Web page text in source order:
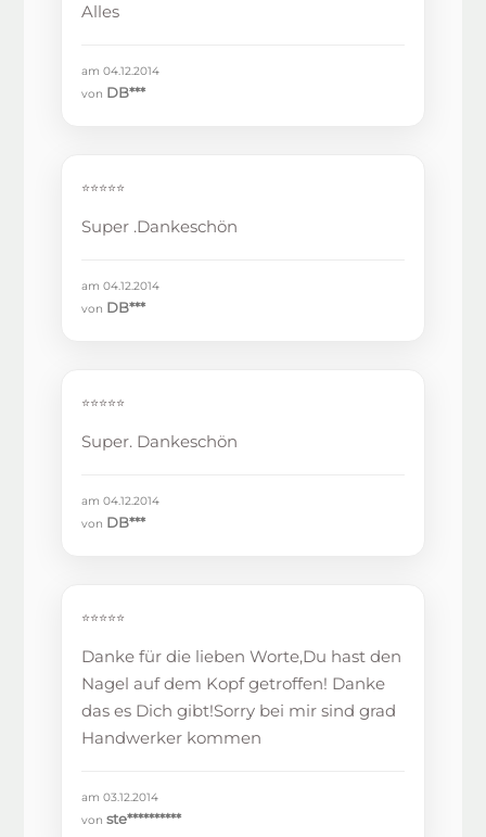
Alles
am 04.12.2014
von DB***
⭐⭐⭐⭐⭐
Super .Dankeschön
am 04.12.2014
von DB***
⭐⭐⭐⭐⭐
Super. Dankeschön
am 04.12.2014
von DB***
⭐⭐⭐⭐⭐
Danke für die lieben Worte,Du hast den
Nagel auf dem Kopf getroffen! Danke
das es Dich gibt!Sorry bei mir sind grad
Handwerker kommen
am 03.12.2014
vonste**********